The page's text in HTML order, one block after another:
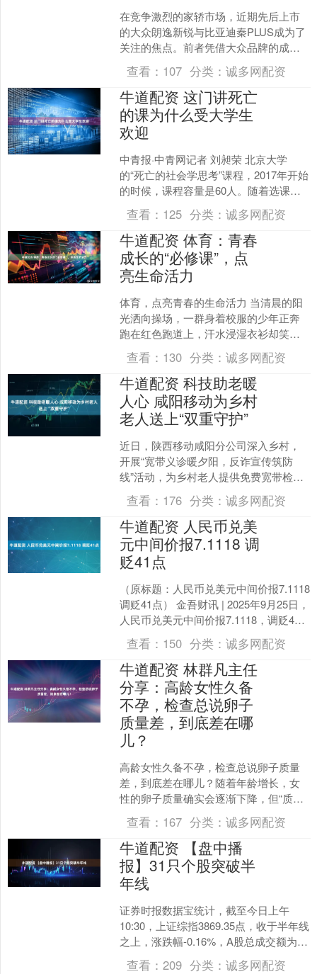
在竞争激烈的家轿市场，近期先后上市
的大众朗逸新锐与比亚迪秦PLUS成为了
关注的焦点。前者凭借大众品牌的成熟
口碑和德系工艺加持，延续了国民家轿
的实用基因；后者则以....
查看： 107 分类：诚多网配资
牛道配资 这门讲死亡
的课为什么受大学生
欢迎
中青报·中青网记者 刘昶荣 北京大学
的“死亡的社会学思考”课程，2017年开始
的时候，课程容量是60人。随着选课的
人数越来越多，课程容量涨到100人、
120人、....
查看： 125 分类：诚多网配资
牛道配资 体育：青春
成长的“必修课”，点
亮生命活力
体育，点亮青春的生命活力 当清晨的阳
光洒向操场，一群身着校服的少年正奔
跑在红色跑道上，汗水浸湿衣衫却笑容
灿烂；当课间铃声响起，篮球场上跃动
着争抢篮板的身影，呐喊....
查看： 130 分类：诚多网配资
牛道配资 科技助老暖
人心 咸阳移动为乡村
老人送上“双重守护”
近日，陕西移动咸阳分公司深入乡村，
开展“宽带义诊暖夕阳，反诈宣传筑防
线”活动，为乡村老人提供免费宽带检
测、维修和网络优化服务，并普及反诈
骗知识，以实际行动助力乡....
查看： 176 分类：诚多网配资
牛道配资 人民币兑美
元中间价报7.1118 调
贬41点
（原标题：人民币兑美元中间价报7.1118
调贬41点） 金吾财讯 | 2025年9月25日，
人民币兑美元中间价报7.1118，调贬41
点。....
查看： 150 分类：诚多网配资
牛道配资 林群凡主任
分享：高龄女性久备
不孕，检查总说卵子
质量差，到底差在哪
儿？
高龄女性久备不孕，检查总说卵子质量
差，到底差在哪儿？随着年龄增长，女
性的卵子质量确实会逐渐下降，但“质量
差”究竟体现在哪些方面？这背后往往涉
及卵子的染色体异常、....
查看： 167 分类：诚多网配资
牛道配资 【盘中播
报】31只个股突破半
年线
证券时报数据宝统计，截至今日上午
10:30，上证综指3869.35点，收于半年线
之上，涨跌幅-0.16%，A股总成交额为
13585.60亿元。到目前为止，今日有....
查看：209 分类：诚多网配资